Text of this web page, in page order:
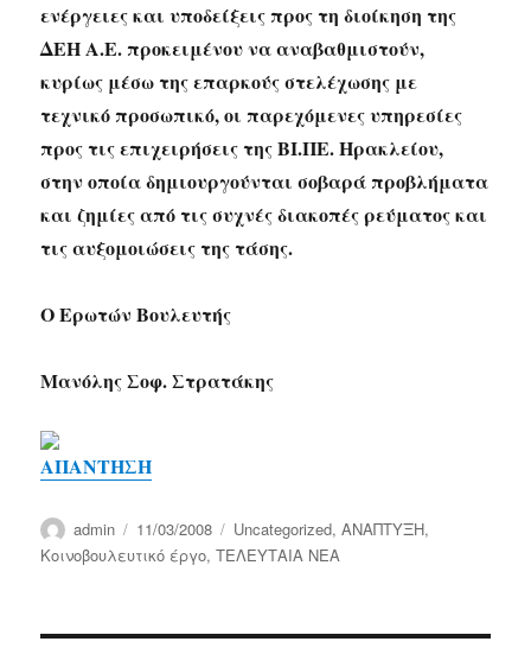
ενέργειες και υποδείξεις προς τη διοίκηση της
ΔΕΗ Α.Ε. προκειμένου να αναβαθμιστούν,
κυρίως μέσω της επαρκούς στελέχωσης με
τεχνικό προσωπικό, οι παρεχόμενες υπηρεσίες
προς τις επιχειρήσεις της ΒΙ.ΠΕ. Ηρακλείου,
στην οποία δημιουργούνται σοβαρά προβλήματα
και ζημίες από τις συχνές διακοπές ρεύματος και
τις αυξομοιώσεις της τάσης.
Ο Ερωτών Βουλευτής
Μανόλης Σοφ. Στρατάκης
ΑΠΑΝΤΗΣΗ
Author
admin
Posted
on
11/03/2008 Categories
Uncategorized,ΑΝΑΠΤΥΞΗ,
Κοινοβουλευτικό έργο,ΤΕΛΕΥΤΑΙΑ ΝΕΑ